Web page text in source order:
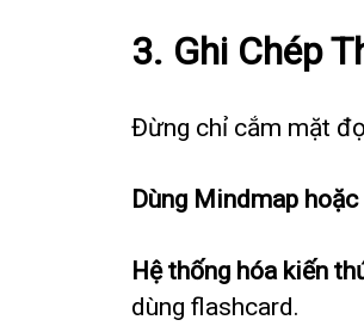
3. Ghi Chép
Đừng chỉ cắm mặt
Dùng Mindmap
Hệ thống hóa kiến
dùng flashcard.